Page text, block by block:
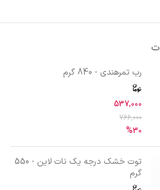
رب تمرهندی - 840 گرم
537,000
766,000
%30
توت خشک درجه یک نات لاین - 550
گرم